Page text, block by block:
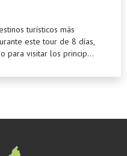
turísticos más
este tour de 8 días,
para visitar los princip...